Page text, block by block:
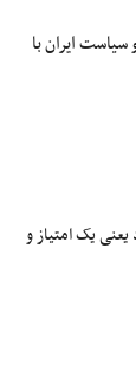
ایران با
یک امتیاز و